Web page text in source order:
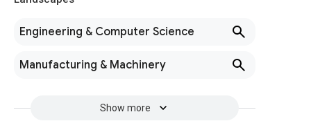
Engineering & Computer Science
Manufacturing & Machinery
Show more